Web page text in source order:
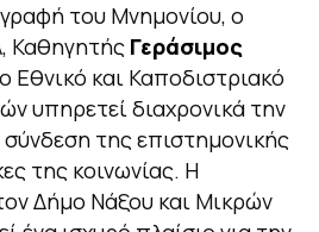
του Μνημονίου, ο
Καθηγητής Γεράσιμος
Εθνικό και Καποδιστριακό
υπηρετεί διαχρονικά την
της επιστημονικής
της κοινωνίας. Η
Δήμο Νάξου και Μικρών